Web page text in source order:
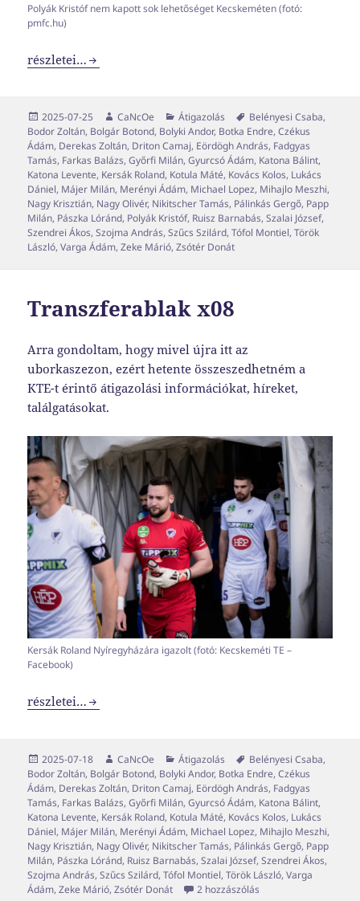
Polyák Kristóf nem kapott sok lehetőséget Kecskeméten (fotó:
pmfc.hu)
Transzferablak x09
részletei…
Közzétéve
2025-07-25 Szerző
CaNcOe Kategória
Átigazolás Címke
Belényesi Csaba,
Bodor Zoltán, Bolgár Botond, Bolyki Andor, Botka Endre,Czékus
Ádám, Derekas Zoltán, Driton Camaj, Eördögh András, Fadgyas
Tamás, Farkas Balázs,Győrfi Milán,Gyurcsó Ádám, Katona Bálint,
Katona Levente, Kersák Roland, Kotula Máté, Kovács Kolos, Lukács
Dániel, Májer Milán, Merényi Ádám, Michael Lopez, Mihajlo Meszhi,
Nagy Krisztián, Nagy Olivér, Nikitscher Tamás, Pálinkás Gergő, Papp
Milán, Pászka Lóránd, Polyák Kristóf, Ruisz Barnabás,Szalai József,
Szendrei Ákos,Szojma András,Szűcs Szilárd,Tófol Montiel,Török
László,Varga Ádám,Zeke Márió,Zsótér Donát
Transzferablak x08
Arra gondoltam, hogy mivel újra itt az
uborkaszezon, ezért hetente összeszedhetném a
KTE-t érintő átigazolási információkat, híreket,
találgatásokat.
Kersák Roland Nyíregyházára igazolt (fotó: Kecskeméti TE –
Facebook)
Transzferablak x08
részletei…
Közzétéve
2025-07-18 Szerző
CaNcOe Kategória
Átigazolás Címke
Belényesi Csaba,
Bodor Zoltán, Bolgár Botond, Bolyki Andor, Botka Endre,Czékus
Ádám, Derekas Zoltán, Driton Camaj, Eördögh András, Fadgyas
Tamás, Farkas Balázs,Győrfi Milán,Gyurcsó Ádám, Katona Bálint,
Katona Levente, Kersák Roland, Kotula Máté, Kovács Kolos, Lukács
Dániel, Májer Milán, Merényi Ádám, Michael Lopez, Mihajlo Meszhi,
Nagy Krisztián, Nagy Olivér, Nikitscher Tamás, Pálinkás Gergő, Papp
Milán, Pászka Lóránd, Ruisz Barnabás,Szalai József,Szendrei Ákos,
Szojma András,Szűcs Szilárd,Tófol Montiel,Török László,Varga
Ádám,Zeke Márió,Zsótér Donát 2 hozzászólás